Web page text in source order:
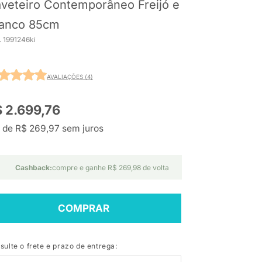
Contemporâneo Freijó e
85cm
1991246ki
AVALIAÇÕES (4)
2.699,76
de R$ 269,97 sem juros
Cashback:compre e ganhe R$ 269,98 de volta
COMPRAR
o frete e prazo de entrega: